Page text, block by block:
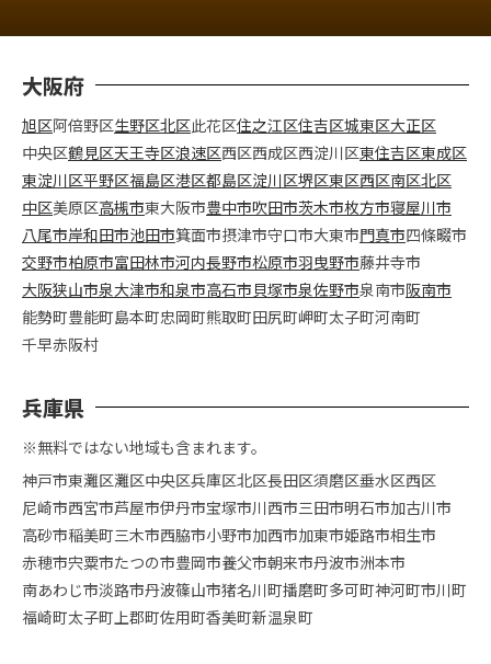
大阪府
旭区阿倍野区生野区北区此花区住之江区住吉区城東区大正区
中央区鶴見区天王寺区浪速区西区西成区西淀川区東住吉区東成区
東淀川区平野区福島区港区都島区淀川区堺区東区西区南区北区
中区美原区高槻市東大阪市豊中市吹田市茨木市枚方市寝屋川市
八尾市岸和田市池田市箕面市摂津市守口市大東市門真市四條畷市
交野市柏原市富田林市河内長野市松原市羽曳野市藤井寺市
大阪狭山市泉大津市和泉市高石市 貝塚市泉佐野市泉南市阪南市
能勢町豊能町島本町忠岡町熊取町田尻町岬町太子町河南町
千早赤阪村
兵庫県
※無料ではない地域も含まれます。
神戸市東灘区灘区中央区兵庫区北区長田区須磨区垂水区西区
尼崎市西宮市芦屋市伊丹市宝塚市川西市三田市明石市加古川市
高砂市稲美町三木市西脇市小野市加西市加東市姫路市相生市
赤穂市宍粟市たつの市豊岡市養父市朝来市丹波市洲本市
南あわじ市淡路市丹波篠山市猪名川町播磨町多可町神河町市川町
福崎町太子町上郡町佐用町香美町新温泉町